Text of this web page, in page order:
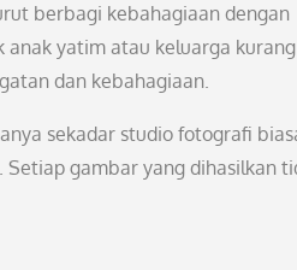
berbagi kebahagiaan dengan
anak yatim atau keluarga kurang
dan kebahagiaan.
sekadar studio fotografi
gambar yang dihasilkan